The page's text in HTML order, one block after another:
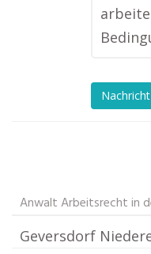
Anwalt Arbeitsrecht in
Geversdorf